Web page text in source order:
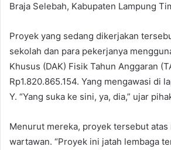
Braja Selebah, Kabupaten Lampung
Proyek yang sedang dikerjakan
sekolah dan para pekerjanya
Khusus (DAK) Fisik Tahun Anggaran
Rp1.820.865.154. Yang mengawasi di
Y. “Yang suka ke sini, ya, dia,” ujar
Menurut mereka, proyek tersebut atas
wartawan. “Proyek ini jatah lembaga